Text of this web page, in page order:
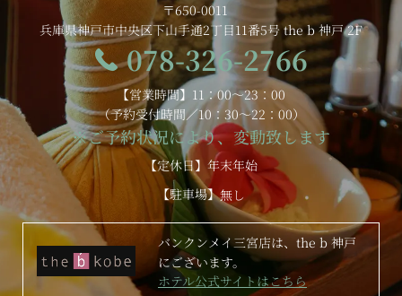
〒650-0011
兵庫県神戸市中央区下山手通2丁目11番5号 the b 神戸 2F
078-326-2766
【営業時間】11：00～23：00
（予約受付時間／10：30～22：00）
※ご予約状況により、変動致します
【定休日】年末年始
【駐車場】無し
バンクンメイ三宮店は、the b 神戸
にございます。
ホテル公式サイトはこちら